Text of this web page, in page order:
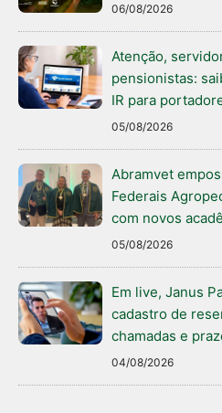
06/08/2026
Atenção,
pensionistas:
IR para
05/08/2026
Abramvet
Federais
com novos
05/08/2026
Em live, Janus
cadastro de
chamadas e
04/08/2026